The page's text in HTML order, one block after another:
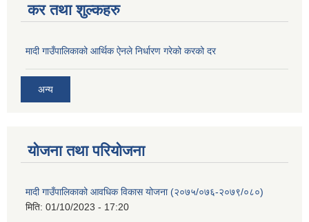
कर तथा शुल्कहरु
मादी गाउँपालिकाको आर्थिक ऐनले निर्धारण गरेको करको दर
अन्य
योजना तथा परियोजना
मादी गाउँपालिकाको आवधिक विकास योजना (२०७५/०७६-२०७९/०८०)
मिति: 01/10/2023 - 17:20